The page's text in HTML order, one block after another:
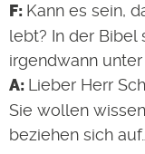
Kann es sein,
lebt? In der Bibel
irgendwann unter
Lieber Herr
Sie wollen
beziehen sich auf…